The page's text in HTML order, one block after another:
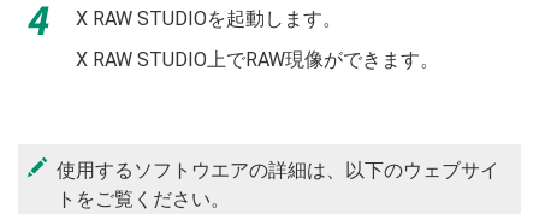
X RAW STUDIOを起動します。
X RAW STUDIO上でRAW現像ができます。
使用するソフトウエアの詳細は、以下のウェブサイ
トをご覧ください。